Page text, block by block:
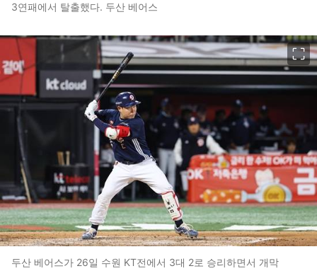
3연패에서 탈출했다. 두산 베어스
두산 베어스가 26일 수원 KT전에서 3대 2로 승리하면서 개막